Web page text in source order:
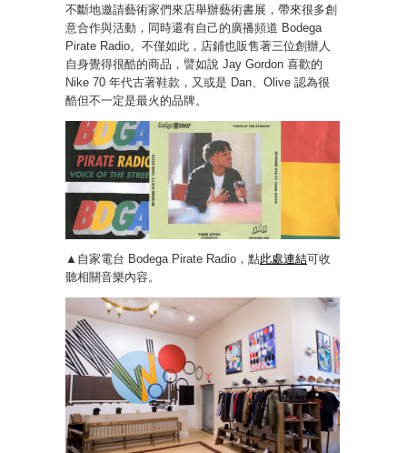
不斷地邀請藝術家們來店舉辦藝術書展，帶來很多創
意合作與活動，同時還有自己的廣播頻道 Bodega
Pirate Radio。不僅如此，店鋪也販售著三位創辦人
自身覺得很酷的商品，譬如說 Jay Gordon 喜歡的
Nike 70 年代古著鞋款，又或是 Dan、Olive 認為很
酷但不一定是最火的品牌。
▲自家電台 Bodega Pirate Radio，點此處連結可收
聽相關音樂內容。